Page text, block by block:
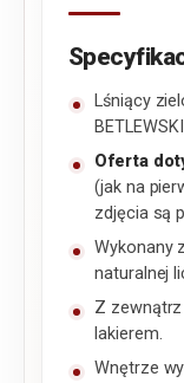
Lśniący
Oferta
(jak na
zdjęcia są
Wykonany
naturalnej
Z
lakierem.
Wnętrze